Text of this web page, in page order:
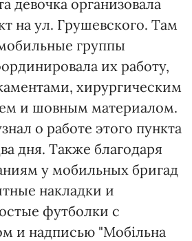
организовала
на ул. Грушевского. Там
группы
их работу,
хирургическим
и шовным материалом.
о работе этого пункта
дня. Также благодаря
у мобильных бригад
накладки и
футболки с
и надписью "Мобільна